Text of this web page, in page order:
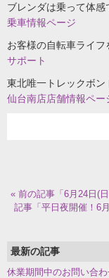
ブレンダは乗って体
乗車情報ページ
お客様の自転車ライ
サポート
東北唯一トレックボ
仙台南店店舗情報ペー
« 前の記事「6月24日(
記事「平日夜開催！6
最新の記事
休業期間中のお問い合